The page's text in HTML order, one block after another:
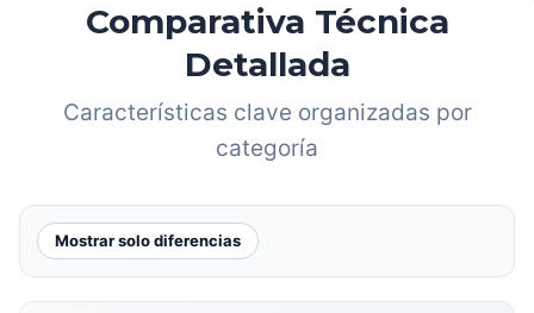
Comparativa Técnica
Detallada
Características clave organizadas por
categoría
Mostrar solo diferencias